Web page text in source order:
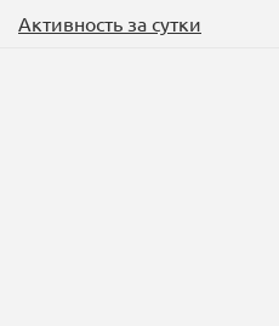
Активность за сутки